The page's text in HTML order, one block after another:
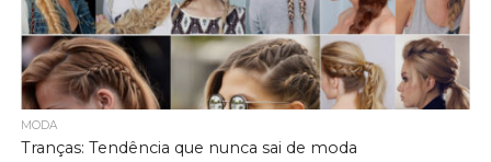
MODA
Tranças: Tendência que nunca sai de moda